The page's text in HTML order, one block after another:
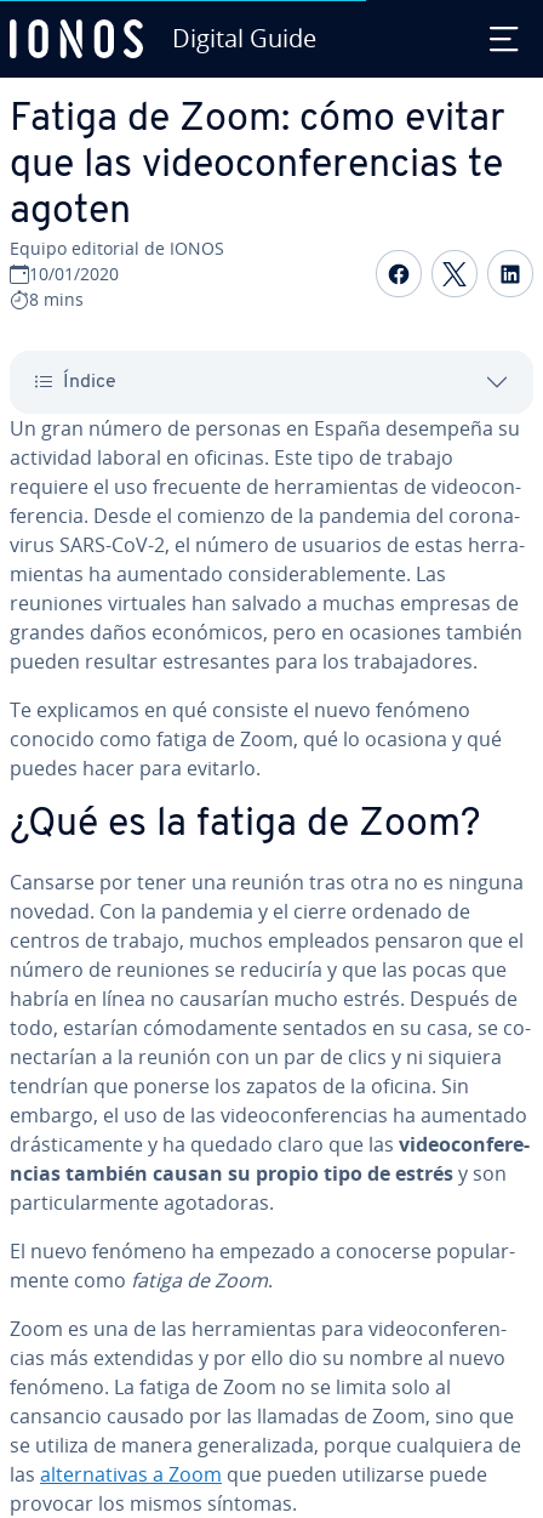
Digital Guide
Fatiga de Zoom: cómo evitar
que las vi­deo­co­n­fe­re­n­cias te
agoten
Equipo editorial de IONOS
10/01/2020
8 mins
Compartir
Índice
Un gran número de personas en España desempeña su
actividad laboral en oficinas. Este tipo de trabajo
requiere el uso frecuente de he­rra­mie­n­tas de vi­deo­co­n­
fe­re­n­cia. Desde el comienzo de la pandemia del co­ro­na­
vi­rus SARS-CoV-2, el número de usuarios de estas he­rra­
mie­n­tas ha aumentado co­n­si­de­ra­ble­me­n­te. Las
reuniones virtuales han salvado a muchas empresas de
grandes daños eco­nó­mi­cos, pero en ocasiones también
pueden resultar es­tre­sa­n­tes para los tra­ba­ja­do­res.
Te ex­pli­ca­mos en qué consiste el nuevo fenómeno
conocido como fatiga de Zoom, qué lo ocasiona y qué
puedes hacer para evitarlo.
¿Qué es la fatiga de Zoom?
Cansarse por tener una reunión tras otra no es ninguna
novedad. Con la pandemia y el cierre ordenado de
centros de trabajo, muchos empleados pensaron que el
número de reuniones se reduciría y que las pocas que
habría en línea no causarían mucho estrés. Después de
todo, estarían có­mo­da­me­n­te sentados en su casa, se co­
ne­c­ta­rían a la reunión con un par de clics y ni siquiera
tendrían que ponerse los zapatos de la oficina. Sin
embargo, el uso de las vi­deo­co­n­fe­re­n­cias ha aumentado
drá­s­ti­ca­me­n­te y ha quedado claro que las vi­deo­co­n­fe­re­
n­cias también causan su propio tipo de estrésy son
pa­r­ti­cu­la­r­me­n­te ago­ta­do­ras.
El nuevo fenómeno ha empezado a conocerse po­pu­la­r­
me­n­te como fatiga de Zoom.
Zoom es una de las he­rra­mie­n­tas para vi­deo­co­n­fe­re­n­
cias más ex­te­n­di­das y por ello dio su nombre al nuevo
fenómeno. La fatiga de Zoom no se limita solo al
cansancio causado por las llamadas de Zoom, sino que
se utiliza de manera ge­ne­ra­li­za­da, porque cua­l­quie­ra de
las al­te­r­na­ti­vas a Zoom que pueden uti­li­zar­se puede
provocar los mismos síntomas.